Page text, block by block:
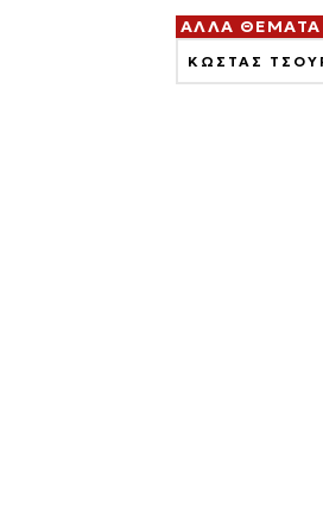
ΑΛΛΑ ΘΕΜΑΤΑ
ΚΩΣΤΑΣ